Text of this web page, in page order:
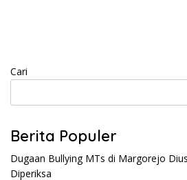
Cari
Berita Populer
Dugaan Bullying MTs di Margorejo
Diperiksa